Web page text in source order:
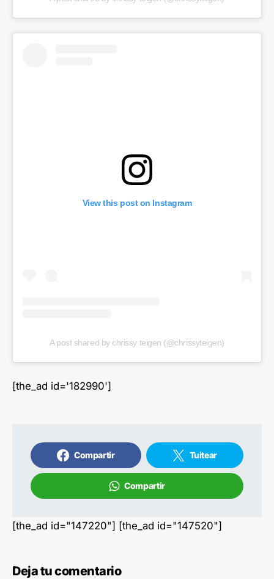
View this post on Instagram
A post shared by chrissy teigen (@chrissyteigen)
[the_ad id='182990']
Compartir Tuitear
Compartir
[the_ad id="147220"] [the_ad id="147520"]
Deja tu comentario